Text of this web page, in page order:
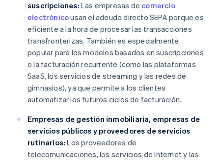
suscripciones: Las empresas de comercio
electrónicousan el adeudo directo SEPA porque es
eficiente a la hora de procesar las transacciones
transfronterizas. También es especialmente
popular para los modelos basados en suscripciones
o la facturación recurrente (como las plataformas
SaaS, los servicios de streaming y las redes de
gimnasios), ya que permite a los clientes
automatizar los futuros ciclos de facturación.
Empresas de gestión inmobiliaria, empresas de
servicios públicos y proveedores de servicios
rutinarios: Los proveedores de
telecomunicaciones, los servicios de Internet y las